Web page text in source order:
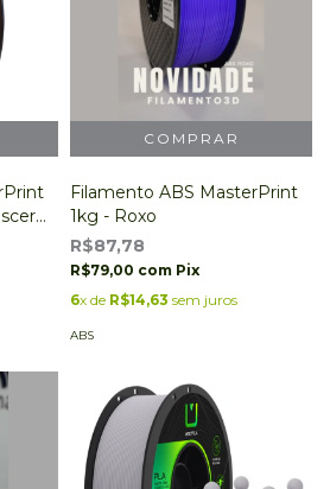
Filamento ABS MasterPrint
1kg - Roxo
R$87,78
R$79,00 com Pix
6x de R$14,63 sem juros
ABS